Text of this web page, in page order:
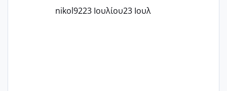
nikol9223 Ιουλίου23 Ιουλ